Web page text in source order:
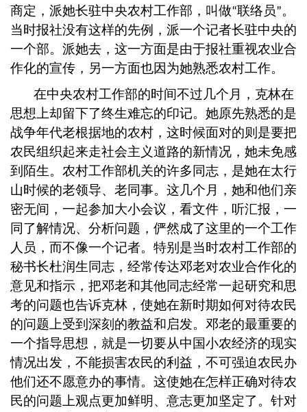
商定，派她长驻中央农村工作部，叫做“联络员”。
当时报社没有这样的先例，派一个记者长驻中央的
一个部。派她去，这一方面是由于报社重视农业合
作化的宣传，另一方面也因为她熟悉农村工作。
在中央农村工作部的时间不过几个月，克林在
思想上却留下了终生难忘的印记。她原先熟悉的是
战争年代老根据地的农村，这时候面对的则是要把
农民组织起来走社会主义道路的新情况，她未免感
到陌生。农村工作部机关的许多同志，是她在太行
山时候的老领导、老同事。这几个月，她和他们亲
密无间，一起参加大小会议，看文件，听汇报，一
同了解情况、分析问题，俨然成了这里的一个工作
人员，而不像一个记者。特别是当时农村工作部的
秘书长杜润生同志，经常传达邓老对农业合作化的
意见和指示，把邓老和其他同志经常一起研究和思
考的问题也告诉克林，使她在新时期如何对待农民
的问题上受到深刻的教益和启发。邓老的最重要的
一个指导思想，就是一切要从中国小农经济的现实
情况出发，不能损害农民的利益，不可强迫农民办
他们还不愿意办的事情。这使她在怎样正确对待农
民的问题上观点更加鲜明、意志更加坚定了。针对